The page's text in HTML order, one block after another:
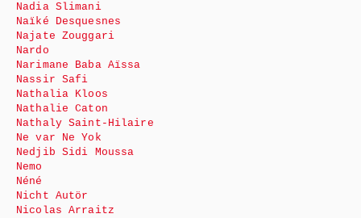
Nadia Slimani
Naïké Desquesnes
Najate Zouggari
Nardo
Narimane Baba Aïssa
Nassir Safi
Nathalia Kloos
Nathalie Caton
Nathaly Saint-Hilaire
Ne var Ne Yok
Nedjib Sidi Moussa
Nemo
Néné
Nicht Autör
Nicolas Arraitz